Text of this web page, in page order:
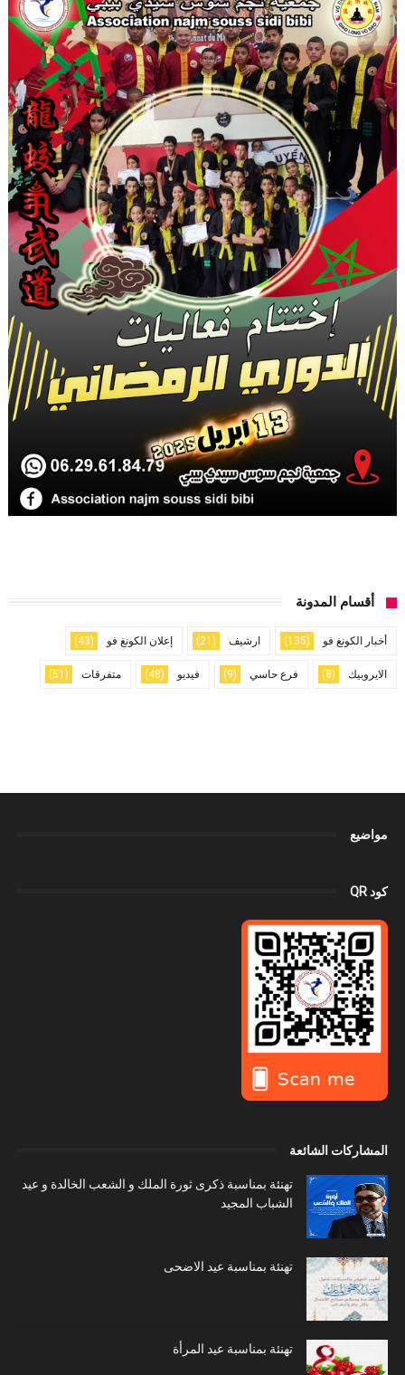
أقسام المدونة
أخبار الكونغ فو (135) ارشيف (21) إعلان الكونغ فو (43)
الايروبيك (8) فرع حاسي (9) فيديو (48) متفرقات (51)
مواضيع
كود QR
المشاركات الشائعة
تهنئة بمناسبة ذكرى ثورة الملك و الشعب الخالدة و عيد
الشباب المجيد
تهنئة بمناسبة عيد الاضحى
تهنئة بمناسبة عيد المرأة